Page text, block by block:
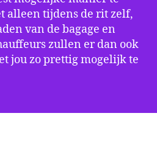
alleen tijdens de rit zelf,
van de bagage en
zullen er dan ook
jou zo prettig mogelijk te